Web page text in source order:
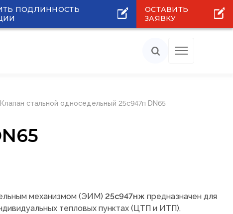
ПОДЛИННОСТЬ
ОСТАВИТЬ
ЗАЯВКУ
Клапан стальной односедельный 25с947п DN65
механизмом (ЭИМ)25с947нж предназначен для
тепловых пунктах (ЦТП и ИТП),